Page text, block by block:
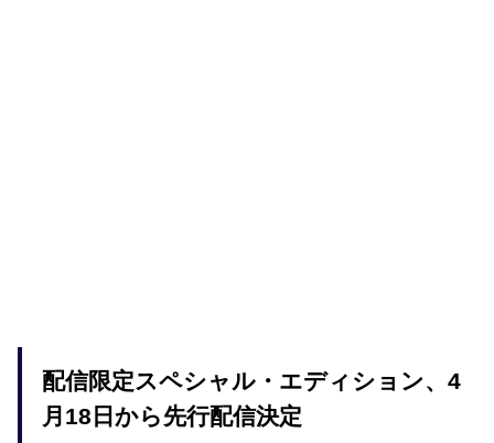
配信限定スペシャル・エディション、4
月18日から先行配信決定